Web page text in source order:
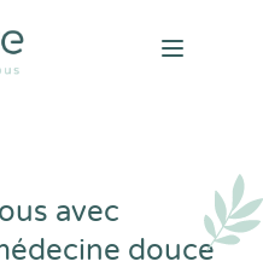
Open
avec
douce